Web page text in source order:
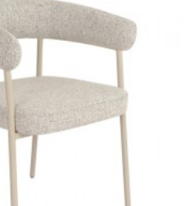
ZESTAW KRZESEŁ ERIS
SZARE - 4SZT.
956,03 zł 1 180,29 zł